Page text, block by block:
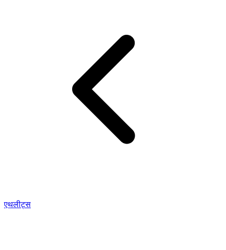
एथलीट्स